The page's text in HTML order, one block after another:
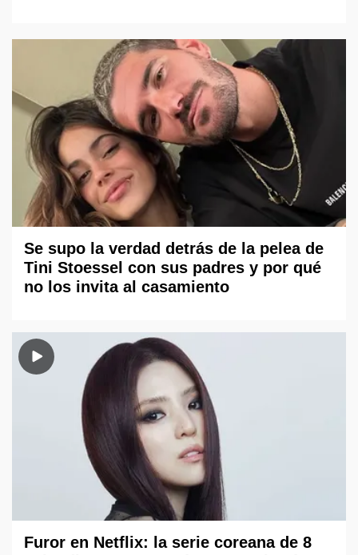
Se supo la verdad detrás de la pelea de
Tini Stoessel con sus padres y por qué
no los invita al casamiento
Furor en Netflix: la serie coreana de 8